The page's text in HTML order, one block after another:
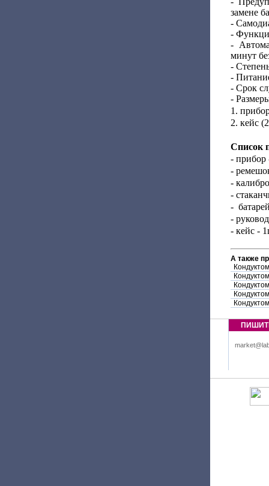
замене
-
-
-
минут
-
-
- Срок
-
1.
2. кейс
Список
- прибор
-
-
-
-
-
- кейс -
А также